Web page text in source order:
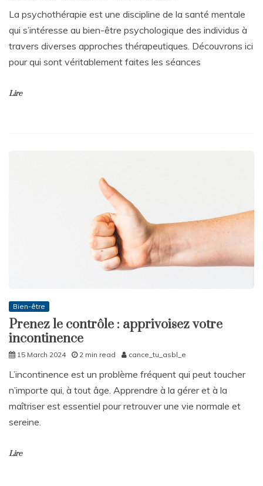
La psychothérapie est une discipline de la santé mentale
qui s’intéresse au bien-être psychologique des individus à
travers diverses approches thérapeutiques. Découvrons ici
pour qui sont véritablement faites les séances
Lire
Bien-être
Prenez le contrôle : apprivoisez votre
incontinence
15 March 2024 2 min read cance_tu_asbl_e
L’incontinence est un problème fréquent qui peut toucher
n’importe qui, à tout âge. Apprendre à la gérer et à la
maîtriser est essentiel pour retrouver une vie normale et
sereine.
Lire